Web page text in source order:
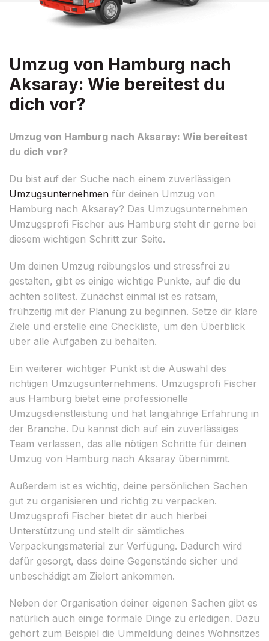
Umzug von Hamburg nach
Aksaray: Wie bereitest du
dich vor?
Umzug von Hamburg nach Aksaray: Wie bereitest
du dich vor?
Du bist auf der Suche nach einem zuverlässigen
Umzugsunternehmen für deinen Umzug von
Hamburg nach Aksaray? Das Umzugsunternehmen
Umzugsprofi Fischer aus Hamburg steht dir gerne bei
diesem wichtigen Schritt zur Seite.
Um deinen Umzug reibungslos und stressfrei zu
gestalten, gibt es einige wichtige Punkte, auf die du
achten solltest. Zunächst einmal ist es ratsam,
frühzeitig mit der Planung zu beginnen. Setze dir klare
Ziele und erstelle eine Checkliste, um den Überblick
über alle Aufgaben zu behalten.
Ein weiterer wichtiger Punkt ist die Auswahl des
richtigen Umzugsunternehmens. Umzugsprofi Fischer
aus Hamburg bietet eine professionelle
Umzugsdienstleistung und hat langjährige Erfahrung in
der Branche. Du kannst dich auf ein zuverlässiges
Team verlassen, das alle nötigen Schritte für deinen
Umzug von Hamburg nach Aksaray übernimmt.
Außerdem ist es wichtig, deine persönlichen Sachen
gut zu organisieren und richtig zu verpacken.
Umzugsprofi Fischer bietet dir auch hierbei
Unterstützung und stellt dir sämtliches
Verpackungsmaterial zur Verfügung. Dadurch wird
dafür gesorgt, dass deine Gegenstände sicher und
unbeschädigt am Zielort ankommen.
Neben der Organisation deiner eigenen Sachen gibt es
natürlich auch einige formale Dinge zu erledigen. Dazu
gehört zum Beispiel die Ummeldung deines Wohnsitzes